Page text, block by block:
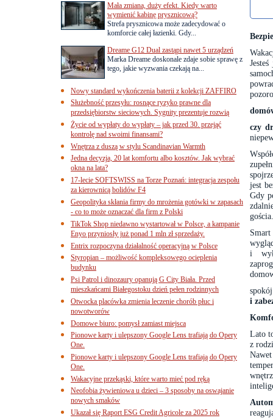
czy
jest
Gdy
gościa.
Smart
i
i
Lato
z
Mała zmiana, duży efekt. Kiedy warto
wymienić kabinę prysznicową?
Strefa prysznicowa może zadecydować o
komforcie całej łazienki. Gdy...
Dreame G12 Dual zastąpi nawet 5 urządzeń
Marka Dreame doskonale zdaje sobie sprawę z
tego, jakie wyzwania czekają na...
Nowy standard wykończenia baterii z kolekcji ZAFFIRO
Służebność przesyłu: rosnące ryzyko prawne dla
przedsiębiorstw sieciowych. Sygnity prezentuje rozwią
Życie od wypłaty do wypłaty – jak przed 30. przejąć
kontrolę nad swoimi finansami?
Wnętrza z duszą w stylu Scandinavian Warmth
Jedna decyzja, 20 lat komfortu albo kosztów. Jak wybrać
okna na lata?
17-lecie SOFTSWISS na Torze Poznań: integracja zespołu
za kierownicą bolidów F4
Geopolityka skłania firmy do mrożenia gotówki w zapasach
- co to może oznaczać dla firm z Polski
TikTok Shop niedawno wystartował w Polsce, a kampanie
Enyo przyniosły już ponad 1 mln zł sprzedaży.
Entrix rozpoczyna działalność operacyjną w Polsce
Styropian – możliwość kompleksowego ocieplenia
budynku
Psi Patrol i dinozaury opanują G City Biała. Przed
mieszkańcami Białegostoku dzień pełen rodzinnych
Otwocka placówka zmienia leczenie chorób płuc i
nowotworów
Domowe biuro: pomysł zamiast miejsca
Pionowe karty i ulepszony Google Lens trafiają do Opery
One.
Pionowe karty i ulepszony Google Lens trafiają do Opery
One.
Wakacyjne przekąski, które warto mieć pod ręką
Neofobia żywieniowa u dzieci – 3 sposoby na oswajanie
nowych smaków
Ukazał się Raport ESG Credit Agricole za 2025 rok